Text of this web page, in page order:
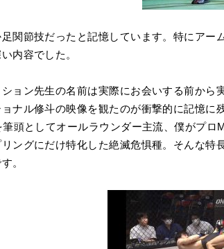
関節技だったと記憶しています。特にアー
内容でした。
ョン先生の名前は実際にお会いする前か
ナル修斗の映像を観たのが衝撃的に記憶
頭としてオールラウンダー主流、僕がプ
ングにだけ特化した絶滅危惧種。そんな
。